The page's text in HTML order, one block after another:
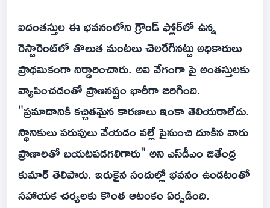
ఐదంతస్తుల ఈ భవనంలోని గ్రౌండ్ ఫ్లోర్‌లో ఉన్న
రెస్టారెంట్‌లో తొలుత మంటలు చెలరేగినట్టు అధికారులు
ప్రాథమికంగా నిర్ధారించారు. అవి వేగంగా పై అంతస్తులకు
వ్యాపించడంతో ప్రాణనష్టం భారీగా జరిగింది.
"ప్రమాదానికి కచ్చితమైన కారణాలు ఇంకా తెలియరాలేదు.
స్థానికులు పరుపులు వేయడం వల్లే పైనుంచి దూకిన వారు
ప్రాణాలతో బయటపడగలిగారు" అని ఎస్‌డీఎం జితేంద్ర
కుమార్ తెలిపారు. ఇరుకైన సందుల్లో భవనం ఉండటంతో
సహాయక చర్యలకు కొంత ఆటంకం ఏర్పడింది.